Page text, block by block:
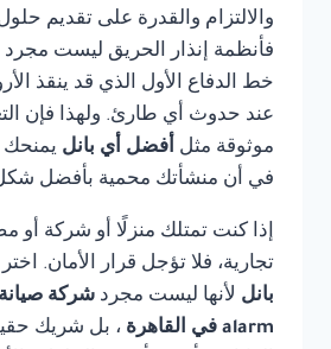
والالتزام والقدرة على تقديم
فأنظمة إنذار الحريق ليست
خط الدفاع الأول الذي قد ينقذ
عند حدوث أي طارئ. ولهذا فإن
موثوقة مثل أفضل أي بانل يمنحك
في أن منشأتك محمية بأفضل
إذا كنت تمتلك منزلًا أو شركة أو
تجارية، فلا تؤجل قرار الأمان. اختر
بانل لأنها ليست مجرد
alarm في القاهرة
، بل شريك